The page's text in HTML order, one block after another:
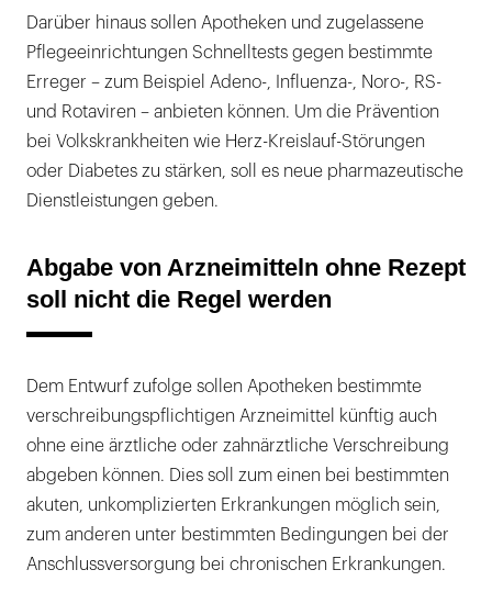
Darüber hinaus sollen Apotheken und zugelassene
Pflegeeinrichtungen Schnelltests gegen bestimmte
Erreger – zum Beispiel Adeno-, Influenza-, Noro-, RS-
und Rotaviren – anbieten können. Um die Prävention
bei Volkskrankheiten wie Herz-Kreislauf-Störungen
oder Diabetes zu stärken, soll es neue pharmazeutische
Dienstleistungen geben.
Abgabe von Arzneimitteln ohne Rezept
soll nicht die Regel werden
Dem Entwurf zufolge sollen Apotheken bestimmte
verschreibungspflichtigen Arzneimittel künftig auch
ohne eine ärztliche oder zahnärztliche Verschreibung
abgeben können. Dies soll zum einen bei bestimmten
akuten, unkomplizierten Erkrankungen möglich sein,
zum anderen unter bestimmten Bedingungen bei der
Anschlussversorgung bei chronischen Erkrankungen.